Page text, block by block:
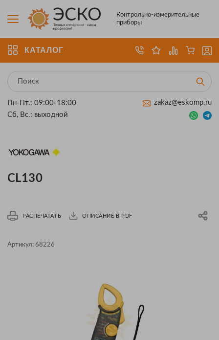
Контрольно-измерительные
приборы
КАТАЛОГ
Пн-Пт.: 09:00-18:00
Сб, Вс.: выходной
zakaz@eskomp.ru
CL130
РАСПЕЧАТАТЬ ОПИСАНИЕ В PDF
Артикул: 68226